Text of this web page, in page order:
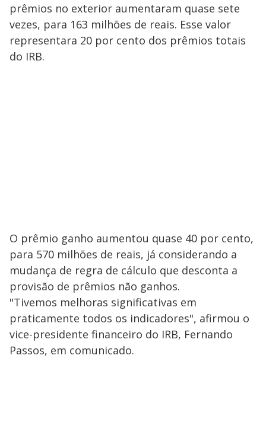
prêmios no exterior aumentaram quase sete
vezes, para 163 milhões de reais. Esse valor
representara 20 por cento dos prêmios totais
do IRB.
O prêmio ganho aumentou quase 40 por cento,
para 570 milhões de reais, já considerando a
mudança de regra de cálculo que desconta a
provisão de prêmios não ganhos.
"Tivemos melhoras significativas em
praticamente todos os indicadores", afirmou o
vice-presidente financeiro do IRB, Fernando
Passos, em comunicado.